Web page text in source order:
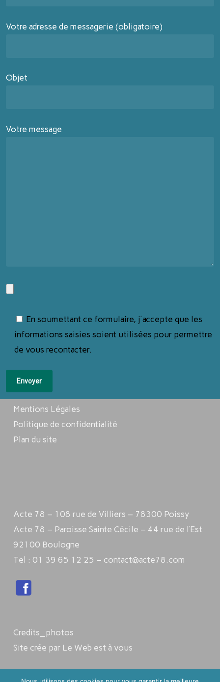
Votre adresse de messagerie (obligatoire)
Objet
Votre message
En soumettant ce formulaire, j'accepte que les
informations saisies soient utilisées pour permettre
de vous recontacter.
Mentions Légales
Politique de confidentialité
Plan du site
Acte 78 – 108 rue de Villiers – 78300 Poissy
Acte 78 – Paroisse Sainte Cécile – 44 rue de l’Est
92100 Boulogne
Tel : 01 39 65 12 25 – contact@acte78.com
Credits_photos
Site crée par Le Web est à vous